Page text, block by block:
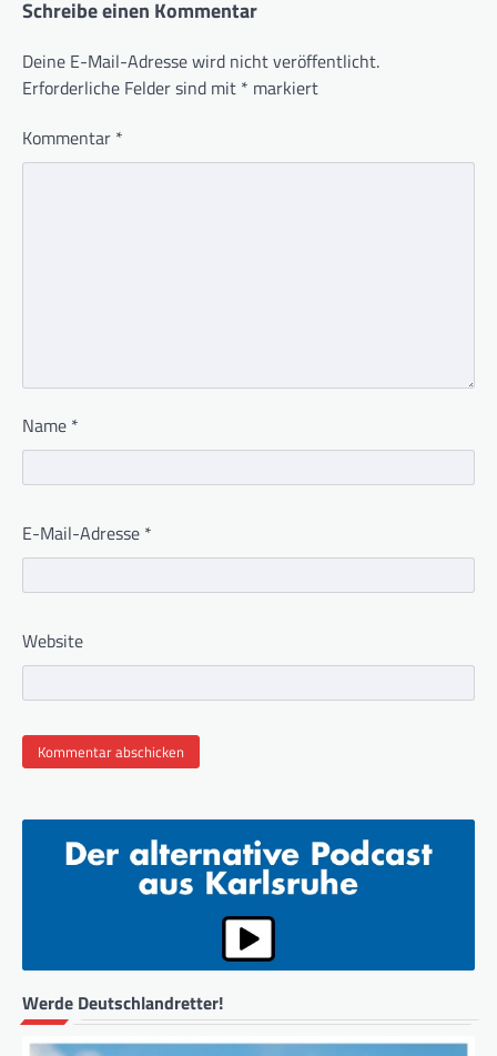
Schreibe einen Kommentar
Deine E-Mail-Adresse wird nicht veröffentlicht.
Erforderliche Felder sind mit * markiert
Kommentar *
Name *
E-Mail-Adresse *
Website
Werde Deutschlandretter!